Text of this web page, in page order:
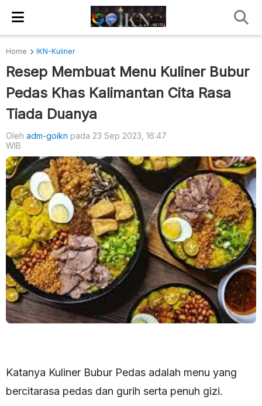
Home IKN-Kuliner
Resep Membuat Menu Kuliner Bubur
Pedas Khas Kalimantan Cita Rasa
Tiada Duanya
Oleh adm-goikn pada 23 Sep 2023, 16:47
WIB
Katanya Kuliner Bubur Pedas adalah menu yang
bercitarasa pedas dan gurih serta penuh gizi.